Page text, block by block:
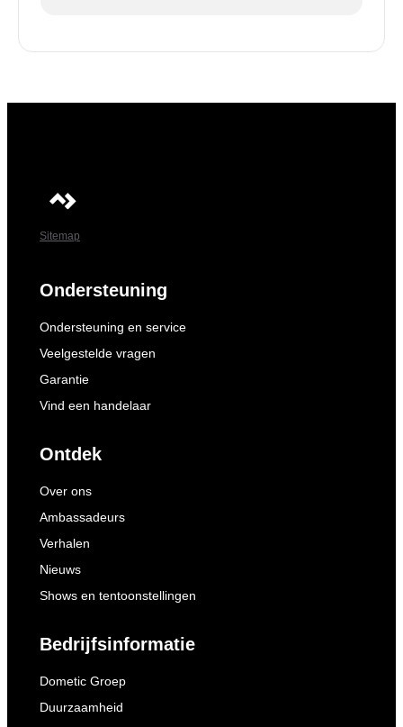
Sitemap
Ondersteuning
Ondersteuning en service
Veelgestelde vragen
Garantie
Vind een handelaar
Ontdek
Over ons
Ambassadeurs
Verhalen
Nieuws
Shows en tentoonstellingen
Bedrijfsinformatie
Dometic Groep
Duurzaamheid